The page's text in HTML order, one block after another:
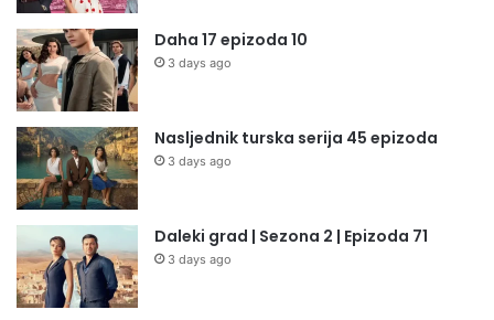
Daha 17 epizoda 10
3 days ago
Nasljednik turska serija 45 epizoda
3 days ago
Daleki grad | Sezona 2 | Epizoda 71
3 days ago